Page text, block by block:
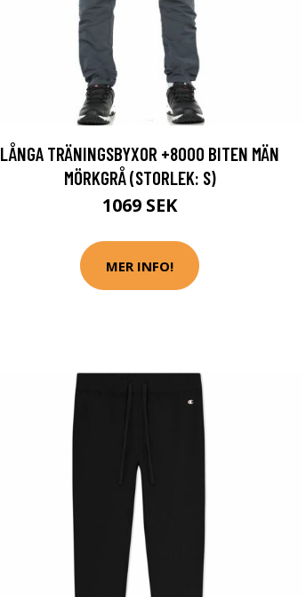
LÅNGA TRÄNINGSBYXOR +8000 BITEN MÄN
MÖRKGRÅ (STORLEK: S)
1069 SEK
MER INFO!